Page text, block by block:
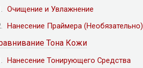
Очищение и Увлажнение
Нанесение Праймера (Необязательно)
Тона Кожи
Нанесение Тонирующего Средства